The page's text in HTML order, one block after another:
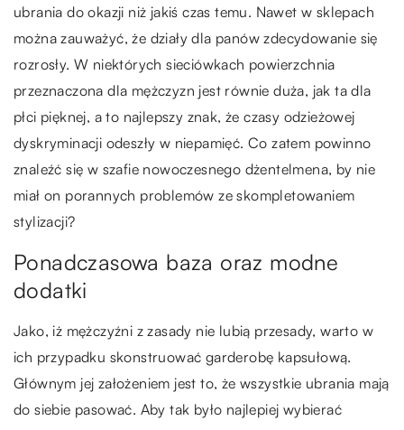
ubrania do okazji niż jakiś czas temu. Nawet w sklepach
można zauważyć, że działy dla panów zdecydowanie się
rozrosły. W niektórych sieciówkach powierzchnia
przeznaczona dla mężczyzn jest równie duża, jak ta dla
płci pięknej, a to najlepszy znak, że czasy odzieżowej
dyskryminacji odeszły w niepamięć. Co zatem powinno
znaleźć się w szafie nowoczesnego dżentelmena, by nie
miał on porannych problemów ze skompletowaniem
stylizacji?
Ponadczasowa baza oraz modne
dodatki
Jako, iż mężczyźni z zasady nie lubią przesady, warto w
ich przypadku skonstruować garderobę kapsułową.
Głównym jej założeniem jest to, że wszystkie ubrania mają
do siebie pasować. Aby tak było najlepiej wybierać